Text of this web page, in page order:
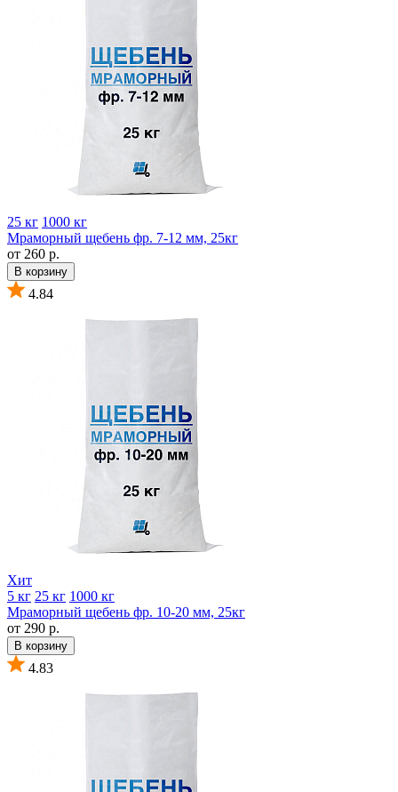
25 кг 1000 кг
Мраморный щебень фр. 7-12 мм, 25кг
от 260 р.
В корзину
4.84
Хит
5 кг 25 кг 1000 кг
Мраморный щебень фр. 10-20 мм, 25кг
от 290 р.
В корзину
4.83